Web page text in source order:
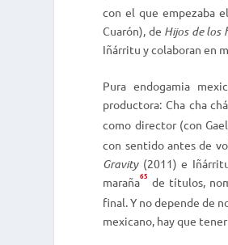
con el que empezaba
Cuarón), de Hijos de los
Iñárritu y colaboran en
Pura endogamia
productora: Cha cha
como director (con
con sentido antes de
Gravity(2011) e
maraña65 de títulos,
final. Y no depende de
mexicano, hay que